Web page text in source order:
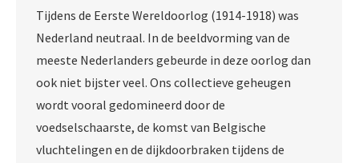
Tijdens de Eerste Wereldoorlog (1914-1918) was
Nederland neutraal. In de beeldvorming van de
meeste Nederlanders gebeurde in deze oorlog dan
ook niet bijster veel. Ons collectieve geheugen
wordt vooral gedomineerd door de
voedselschaarste, de komst van Belgische
vluchtelingen en de dijkdoorbraken tijdens de